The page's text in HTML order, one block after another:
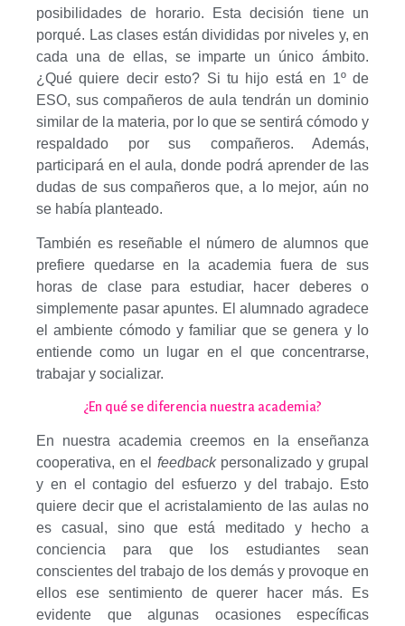
posibilidades de horario. Esta decisión tiene un
porqué. Las clases están divididas por niveles y, en
cada una de ellas, se imparte un único ámbito.
¿Qué quiere decir esto? Si tu hijo está en 1º de
ESO, sus compañeros de aula tendrán un dominio
similar de la materia, por lo que se sentirá cómodo y
respaldado por sus compañeros. Además,
participará en el aula, donde podrá aprender de las
dudas de sus compañeros que, a lo mejor, aún no
se había planteado.
También es reseñable el número de alumnos que
prefiere quedarse en la academia fuera de sus
horas de clase para estudiar, hacer deberes o
simplemente pasar apuntes. El alumnado agradece
el ambiente cómodo y familiar que se genera y lo
entiende como un lugar en el que concentrarse,
trabajar y socializar.
¿En qué se diferencia nuestra academia?
En nuestra academia creemos en la enseñanza
cooperativa, en el feedbackpersonalizado y grupal
y en el contagio del esfuerzo y del trabajo. Esto
quiere decir que el acristalamiento de las aulas no
es casual, sino que está meditado y hecho a
conciencia para que los estudiantes sean
conscientes del trabajo de los demás y provoque en
ellos ese sentimiento de querer hacer más. Es
evidente que algunas ocasiones específicas